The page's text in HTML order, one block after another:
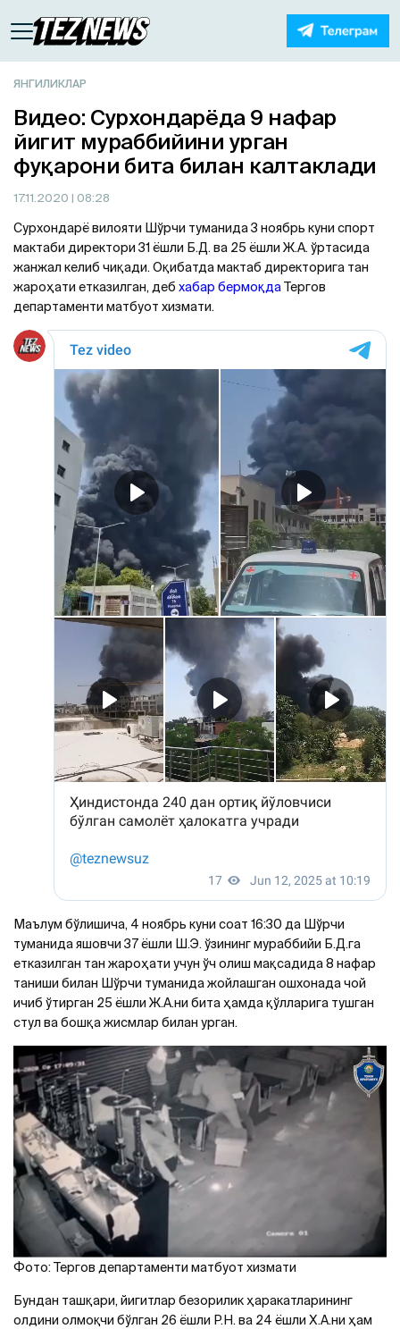
ЯНГИЛИКЛАР
Видео: Сурхондарёда 9 нафар
йигит мураббийини урган
фуқарони бита билан калтаклади
17.11.2020 | 08:28
Сурхондарё вилояти Шўрчи туманида 3 ноябрь куни спорт
мактаби директори 31 ёшли Б.Д. ва 25 ёшли Ж.A. ўртасида
жанжал келиб чиқади. Оқибатда мактаб директорига тан
жароҳати етказилган, деб хабар бермоқдаТергов
департаменти матбуот хизмати.
Маълум бўлишича, 4 ноябрь куни соат 16:30 да Шўрчи
туманида яшовчи 37 ёшли Ш.Э. ўзининг мураббийи Б.Д.га
етказилган тан жароҳати учун ўч олиш мақсадида 8 нафар
таниши билан Шўрчи туманида жойлашган ошхонада чой
ичиб ўтирган 25 ёшли Ж.A.ни бита ҳамда қўлларига тушган
стул ва бошқа жисмлар билан урган.
Фото: Тергов департаменти матбуот хизмати
Бундан ташқари, йигитлар безорилик ҳаракатларининг
олдини олмоқчи бўлган 26 ёшли Р.Н. ва 24 ёшли Х.A.ни ҳам